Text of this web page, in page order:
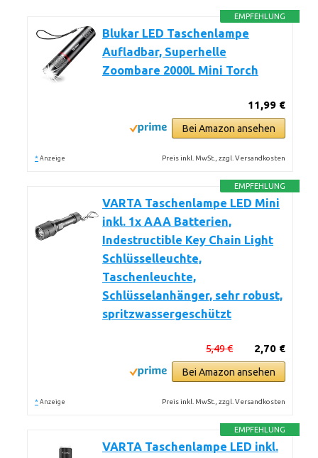
EMPFEHLUNG
Blukar LED Taschenlampe
Aufladbar, Superhelle
Zoombare 2000L Mini Torch
11,99 €
Bei Amazon ansehen
* Anzeige Preis inkl. MwSt., zzgl. Versandkosten
EMPFEHLUNG
VARTA Taschenlampe LED Mini
inkl. 1x AAA Batterien,
Indestructible Key Chain Light
Schlüsselleuchte,
Taschenleuchte,
Schlüsselanhänger, sehr robust,
spritzwassergeschützt
2,70 €
5,49 €
Bei Amazon ansehen
* Anzeige Preis inkl. MwSt., zzgl. Versandkosten
EMPFEHLUNG
VARTA Taschenlampe LED inkl.